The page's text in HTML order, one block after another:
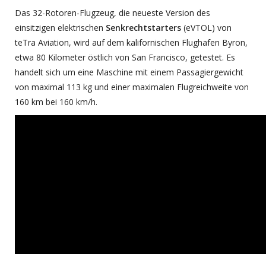
Das 32-Rotoren-Flugzeug, die neueste Version des
einsitzigen elektrischen Senkrechtstarters (eVTOL) von
teTra Aviation, wird auf dem kalifornischen Flughafen Byron,
etwa 80 Kilometer östlich von San Francisco, getestet. Es
handelt sich um eine Maschine mit einem Passagiergewicht
von maximal 113 kg und einer maximalen Flugreichweite von
160 km bei 160 km/h.